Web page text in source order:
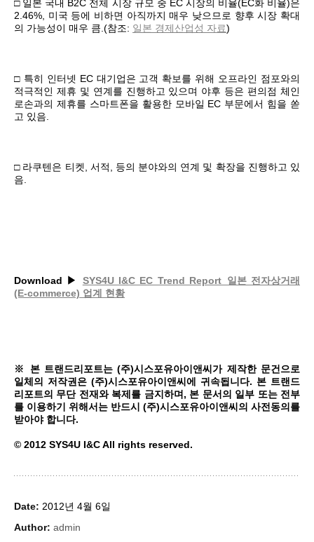
□ 일본 국내 B2C 전체 시장 규모 중 EC 시장의 비율(EC화 비율)은
2.46%, 미국 등에 비하면 아직까지 매우 낮으므로 향후 시장 확대
의 가능성이 매우 큼.(참조: 일본 경제산업성 자료)
□ 특히 인터넷 EC 대기업은 고객 확보를 위해 오프라인 점포와의
적극적인 제휴 및 연계를 진행하고 있으며 야후 등은 편의점 체인
로손과의 제휴를 스마트폰을 활용한 모바일 EC 부문에서 힘을 쏟
고 있음.
□ 라쿠텐은 티켓, 서적, 등의 분야와의 연계 및 확장을 진행하고 있
음.
Download ▶ SYS4U I&C EC Trend Report_일본 전자상거래
(E-commerce) 업계 현황
※ 본 트랜드리포트는 (주)시스포유아이앤씨가 제작한 문건으로
일체의 저작권은 (주)시스포유아이앤씨에 귀속됩니다. 본 트랜드
리포트의 무단 전재와 복제를 금지하며, 본 문서의 일부 또는 전부
를 이용하기 위해서는 반드시 (주)시스포유아이앤씨의 사전동의를
받아야 합니다.
© 2012 SYS4U I&C All rights reserved.
Date: 2012년 4월 6일
Author: admin